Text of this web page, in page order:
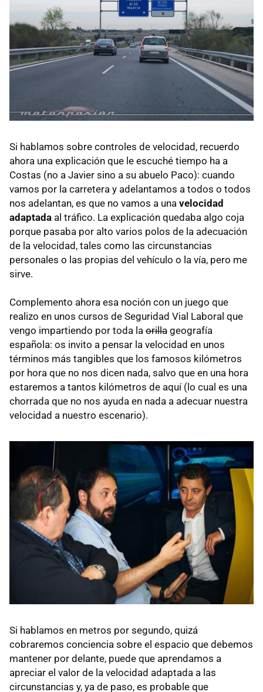
Si hablamos sobre controles de velocidad, recuerdo
ahora una explicación que le escuché tiempo ha a
Costas (no a Javier sino a su abuelo Paco): cuando
vamos por la carretera y adelantamos a todos o todos
nos adelantan, es que no vamos a una velocidad
adaptada al tráfico. La explicación quedaba algo coja
porque pasaba por alto varios polos de la adecuación
de la velocidad, tales como las circunstancias
personales o las propias del vehículo o la vía, pero me
sirve.
Complemento ahora esa noción con un juego que
realizo en unos cursos de Seguridad Vial Laboral que
vengo impartiendo por toda la orilla geografía
española: os invito a pensar la velocidad en unos
términos más tangibles que los famosos kilómetros
por hora que no nos dicen nada, salvo que en una hora
estaremos a tantos kilómetros de aquí (lo cual es una
chorrada que no nos ayuda en nada a adecuar nuestra
velocidad a nuestro escenario).
Si hablamos en metros por segundo, quizá
cobraremos conciencia sobre el espacio que debemos
mantener por delante, puede que aprendamos a
apreciar el valor de la velocidad adaptada a las
circunstancias y, ya de paso, es probable que